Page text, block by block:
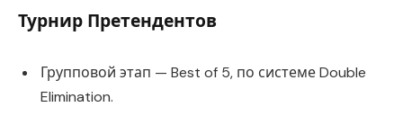
Турнир Претендентов
Групповой этап — Best of 5, по системе Double
Elimination.